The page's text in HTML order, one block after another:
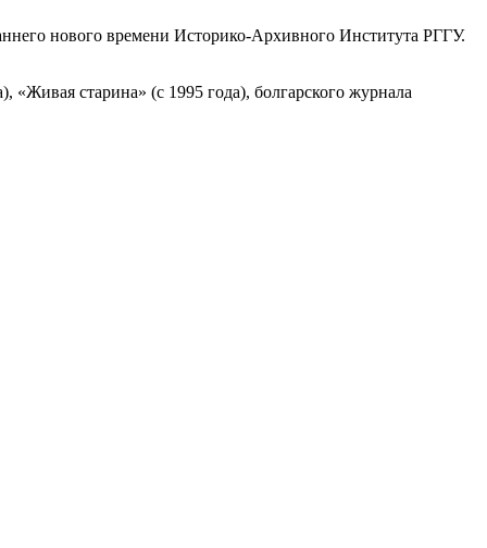
нового времени Историко-Архивного Института РГГУ.
старина» (с 1995 года), болгарского журнала